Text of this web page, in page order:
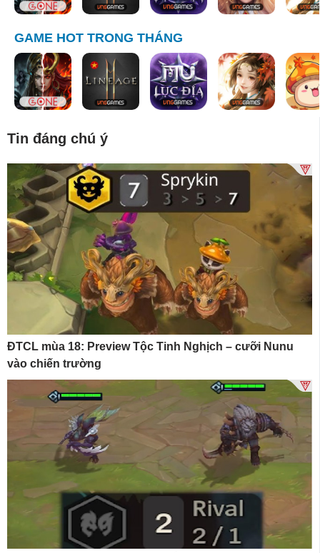
GAME HOT TRONG THÁNG
Tin đáng chú ý
ĐTCL mùa 18: Preview Tộc Tinh Nghịch – cưỡi Nunu
vào chiến trường